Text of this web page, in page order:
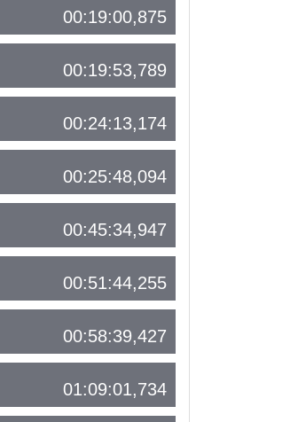
00:19:00,875
00:19:53,789
00:24:13,174
00:25:48,094
00:45:34,947
00:51:44,255
00:58:39,427
01:09:01,734